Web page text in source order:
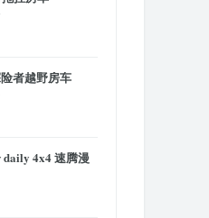
者越野房车
daily 4x4 速腾漫